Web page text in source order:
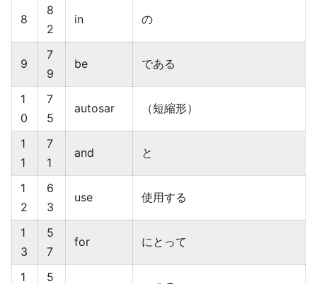
8
8
2
in の
9
7
9
be である
1
0
7
5
autosar （短縮形）
1
1
7
1
and と
1
2
6
3
use 使用する
1
3
5
7
for にとって
1
5